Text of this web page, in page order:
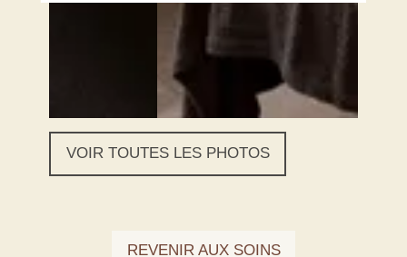
VOIR TOUTES LES PHOTOS
REVENIR AUX SOINS